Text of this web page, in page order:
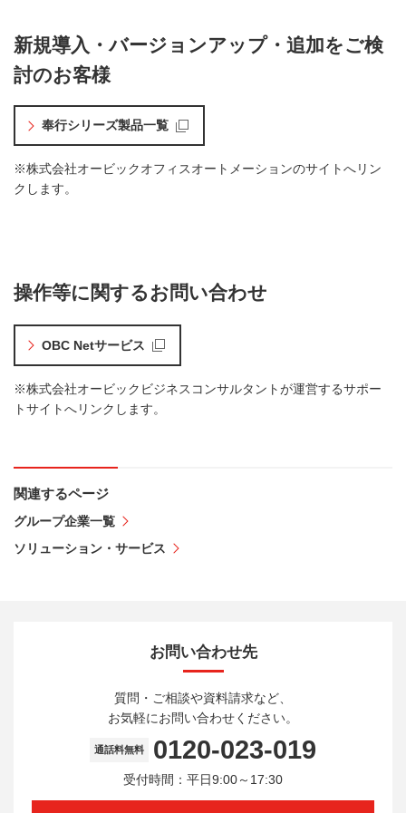
新規導入・バージョンアップ・追加をご検
討のお客様
奉行シリーズ製品一覧
※株式会社オービックオフィスオートメーションのサイトへリン
クします。
操作等に関するお問い合わせ
OBC Netサービス
※株式会社オービックビジネスコンサルタントが運営するサポー
トサイトへリンクします。
関連するページ
グループ企業一覧
ソリューション・サービス
お問い合わせ先
質問・ご相談や資料請求など、
お気軽にお問い合わせください。
通話料無料 0120-023-019
受付時間：平日9:00～17:30